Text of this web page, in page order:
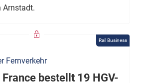
Arnstadt.
Rail Business
Fernverkehr
bestellt 19 HGV-